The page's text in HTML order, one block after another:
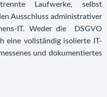
Laufwerke, selbst
Ausschluss administrativer
IT. Weder die DSGVO
eine vollständig isolierte IT-
und dokumentiertes